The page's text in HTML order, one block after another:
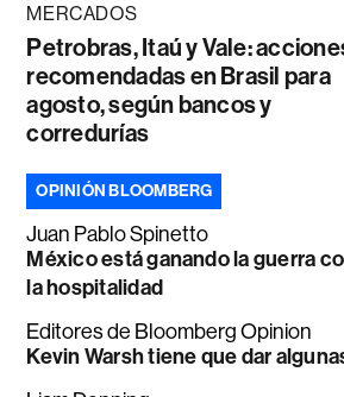
MERCADOS
Petrobras, Itaú y Vale:
recomendadas en Brasil para
agosto, según bancos y
corredurías
OPINIÓN BLOOMBERG
Juan Pablo Spinetto
México está ganando la guerra
la hospitalidad
Editores de Bloomberg Opinion
Kevin Warsh tiene que dar